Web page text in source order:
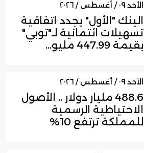
الأحد ٠٩ / أغسطس / ٢٠٢٦
البنك "الأول" يجدد اتفاقية
تسهيلات ائتمانية لـ"توبي"
بقيمة 447.99 مليو...
الأحد ٠٩ / أغسطس / ٢٠٢٦
488.6 مليار دولار .. الأصول
الاحتياطية الرسمية
للمملكة ترتفع 10%